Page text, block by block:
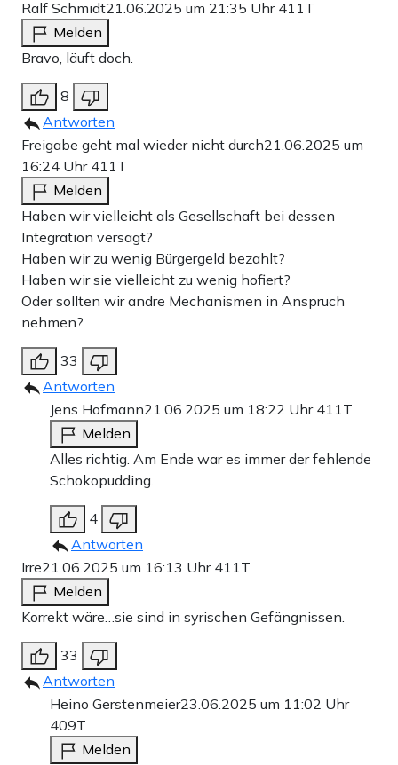
Ralf Schmidt21.06.2025 um 21:35 Uhr 411T
Melden
Bravo, läuft doch.
8
Antworten
Freigabe geht mal wieder nicht durch21.06.2025 um
16:24 Uhr 411T
Melden
Haben wir vielleicht als Gesellschaft bei dessen
Integration versagt?
Haben wir zu wenig Bürgergeld bezahlt?
Haben wir sie vielleicht zu wenig hofiert?
Oder sollten wir andre Mechanismen in Anspruch
nehmen?
33
Antworten
Jens Hofmann21.06.2025 um 18:22 Uhr 411T
Melden
Alles richtig. Am Ende war es immer der fehlende
Schokopudding.
4
Antworten
Irre21.06.2025 um 16:13 Uhr 411T
Melden
Korrekt wäre…sie sind in syrischen Gefängnissen.
33
Antworten
Heino Gerstenmeier23.06.2025 um 11:02 Uhr
409T
Melden